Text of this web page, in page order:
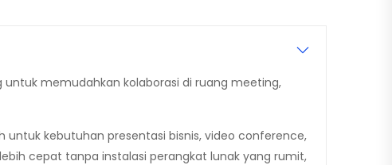
untuk memudahkan kolaborasi di ruang meeting,
kebutuhan presentasi bisnis, video conference,
cepat tanpa instalasi perangkat lunak yang rumit,